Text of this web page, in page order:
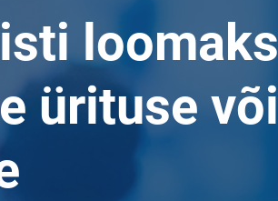
loomaks
ürituse või